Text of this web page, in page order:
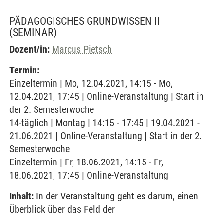
PÄDAGOGISCHES GRUNDWISSEN II
(SEMINAR)
Dozent/in: Marcus Pietsch
Termin:
Einzeltermin | Mo, 12.04.2021, 14:15 - Mo,
12.04.2021, 17:45 | Online-Veranstaltung | Start in
der 2. Semesterwoche
14-täglich | Montag | 14:15 - 17:45 | 19.04.2021 -
21.06.2021 | Online-Veranstaltung | Start in der 2.
Semesterwoche
Einzeltermin | Fr, 18.06.2021, 14:15 - Fr,
18.06.2021, 17:45 | Online-Veranstaltung
Inhalt: In der Veranstaltung geht es darum, einen
Überblick über das Feld der